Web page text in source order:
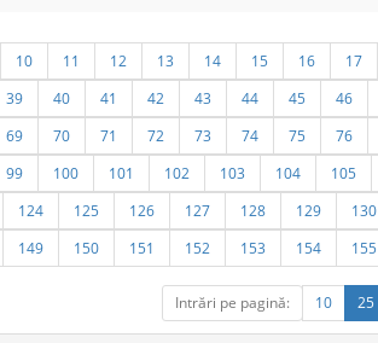
10 11 12 13 14 15 16 17
39 40 41 42 43 44 45 46
69 70 71 72 73 74 75 76
99 100 101 102 103 104 105
124 125 126 127 128 129 130
149 150 151 152 153 154 155
Intrări pe pagină: 10 25